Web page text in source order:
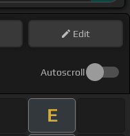
Edit
Autoscroll
E